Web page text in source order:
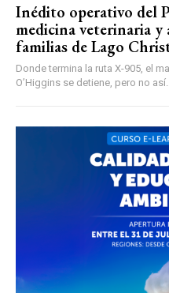
Inédito operativo del
medicina veterinaria y
familias de Lago
Donde termina la ruta X-905, el
O’Higgins se detiene, pero no así...